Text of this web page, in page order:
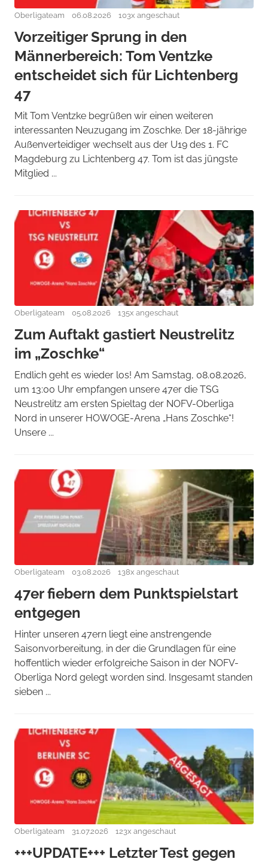
Oberligateam 06.08.2026 103x angeschaut
Vorzeitiger Sprung in den
Männerbereich: Tom Ventzke
entscheidet sich für Lichtenberg
47
Mit Tom Ventzke begrüßen wir einen weiteren
interessanten Neuzugang im Zoschke. Der 18-jährige
Außenverteidiger wechselt aus der U19 des 1. FC
Magdeburg zu Lichtenberg 47. Tom ist das jüngste
Mitglied ...
Oberligateam 05.08.2026 135x angeschaut
Zum Auftakt gastiert Neustrelitz
im „Zoschke“
Endlich geht es wieder los! Am Samstag, 08.08.2026,
um 13:00 Uhr empfangen unsere 47er die TSG
Neustrelitz am ersten Spieltag der NOFV-Oberliga
Nord in unserer HOWOGE-Arena „Hans Zoschke“!
Unsere ...
Oberligateam 03.08.2026 138x angeschaut
47er fiebern dem Punktspielstart
entgegen
Hinter unseren 47ern liegt eine anstrengende
Saisonvorbereitung, in der die Grundlagen für eine
hoffentlich wieder erfolgreiche Saison in der NOFV-
Oberliga Nord gelegt worden sind. Insgesamt standen
sieben ...
Oberligateam 31.07.2026 123x angeschaut
+++UPDATE+++ Letzter Test gegen